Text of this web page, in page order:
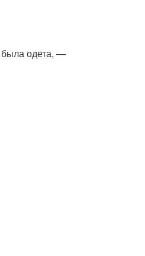
была одета, —